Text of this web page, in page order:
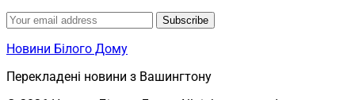
Subscribe
Новини Білого Дому
Перекладені новини з Вашингтону